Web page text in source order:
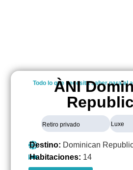
Todo lo que necesita saber para el
ÀNI
Retiro privado Luxe
Destino: Dominican
Habitaciones: 14